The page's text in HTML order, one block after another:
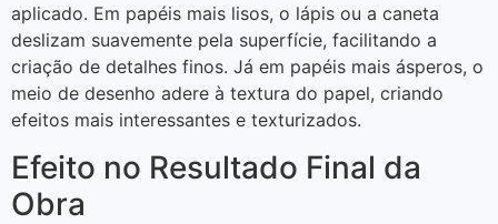
aplicado. Em papéis mais lisos, o lápis ou a caneta
deslizam suavemente pela superfície, facilitando a
criação de detalhes finos. Já em papéis mais ásperos, o
meio de desenho adere à textura do papel, criando
efeitos mais interessantes e texturizados.
Efeito no Resultado Final da
Obra